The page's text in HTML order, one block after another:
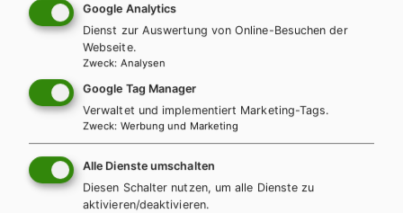
Versuchs-/Experimentierprotokoll
(Worddatei Prototyp)
Diese Bücher könnten Sie
ebenfalls interessieren
Google Analytics
Dienst zur Auswertung von Online-Besuchen der
Webseite.
Zweck: Analysen
Google Tag Manager
Verwaltet und implementiert Marketing-Tags.
Zweck: Werbung und Marketing
Alle Dienste umschalten
Diesen Schalter nutzen, um alle Dienste zu
aktivieren/deaktivieren.